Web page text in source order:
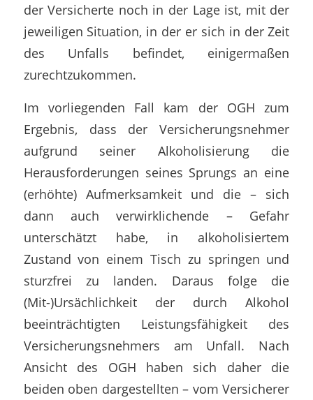
der Versicherte noch in der Lage ist, mit der
jeweiligen Situation, in der er sich in der Zeit
des Unfalls befindet, einigermaßen
zurechtzukommen.
Im vorliegenden Fall kam der OGH zum
Ergebnis, dass der Versicherungsnehmer
aufgrund seiner Alkoholisierung die
Herausforderungen seines Sprungs an eine
(erhöhte) Aufmerksamkeit und die – sich
dann auch verwirklichende – Gefahr
unterschätzt habe, in alkoholisiertem
Zustand von einem Tisch zu springen und
sturzfrei zu landen. Daraus folge die
(Mit-)Ursächlichkeit der durch Alkohol
beeinträchtigten Leistungsfähigkeit des
Versicherungsnehmers am Unfall. Nach
Ansicht des OGH haben sich daher die
beiden oben dargestellten – vom Versicherer